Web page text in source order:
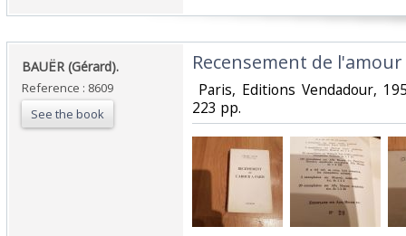
‎BAUËR (Gérard).‎
Reference : 8609
See the book
‎Recensement de l'amour
Paris, Editions Vendadour,
223 pp. ‎